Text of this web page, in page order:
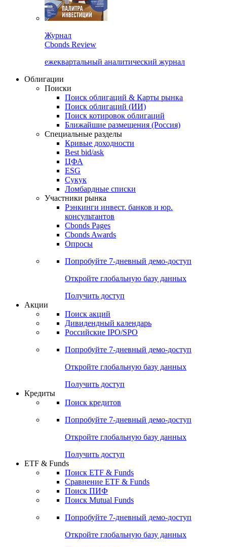
Cbonds Review
ежеквартальный аналитический журнал
Облигации
Поиски
Поиск облигаций & Карты рынка
Поиск облигаций (ИИ)
Поиск котировок облигаций
Ближайшие размещения (Россия)
Специальные разделы
Кривые доходности
Best bid/ask
ЦФА
ESG
Сукук
Ломбардные списки
Участники рынка
Рэнкинги инвест. банков и юр.
Cbonds Pages
Опросы
Попробуйте7-дневный
Откройте глобальную базу данных
Получить доступ
Поиск акций
Российские IPO/SPO
Попробуйте7-дневный
Откройте глобальную базу данных
Получить доступ
Поиск кредитов
Попробуйте7-дневный
Откройте глобальную базу данных
Получить доступ
ETF & Funds
Сравнение ETF & Funds
Поиск Mutual Funds